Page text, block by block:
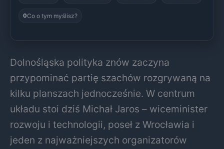
0Co o tym myślisz?
Dolnośląska polityka znów zaczyna
przypominać partię szachów rozgrywaną na
kilku planszach jednocześnie. W centrum
układu stoi dziś Michał Jaros – wiceminister
rozwoju i technologii, poseł z Wrocławia i
jeden z najważniejszych organizatorów